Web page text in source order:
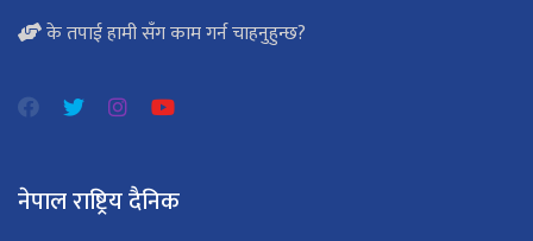
के तपाई हामी सँग काम गर्न चाहनुहुन्छ?
नेपाल राष्ट्रिय दैनिक